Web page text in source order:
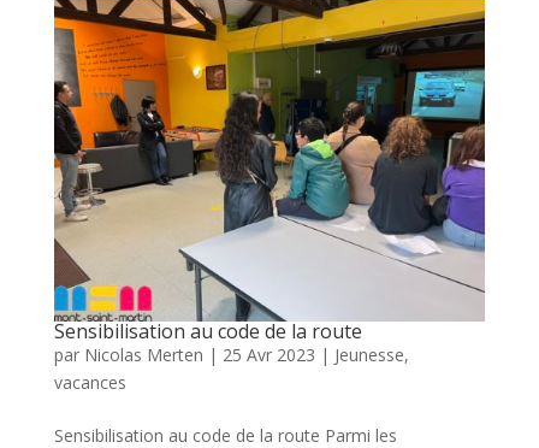
Sensibilisation au code de la route
par Nicolas Merten | 25 Avr 2023 | Jeunesse,
vacances
Sensibilisation au code de la route Parmi les